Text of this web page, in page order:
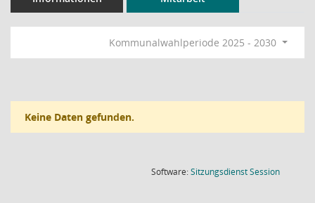
Kommunalwahlperiode 2025 - 2030
Keine Daten gefunden.
Software:SitzungsdienstSession(Wird in